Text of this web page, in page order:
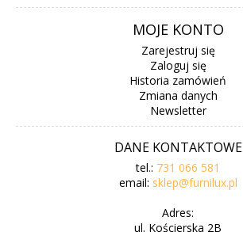
MOJE KONTO
Zarejestruj się
Zaloguj się
Historia zamówień
Zmiana danych
Newsletter
DANE KONTAKTOWE
tel.: 731 066 581
email: sklep@furnilux.pl
Adres:
ul. Kościerska 2B